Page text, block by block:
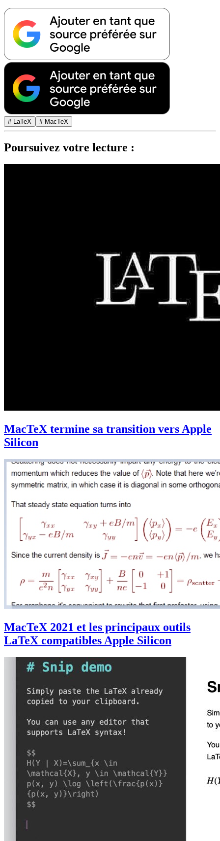
# LaTeX # MacTeX
Poursuivez votre lecture :
MacTeX termine sa transition vers Apple
Silicon
MacTeX 2021 et les principaux outils
LaTeX compatibles Apple Silicon